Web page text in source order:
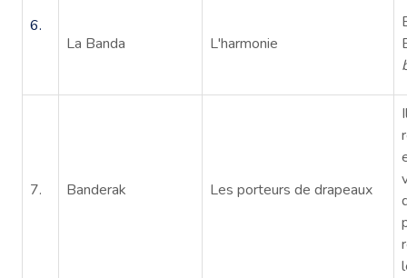
6.
La Banda
L'harmonie
7. Banderak Les porteurs de drapeaux